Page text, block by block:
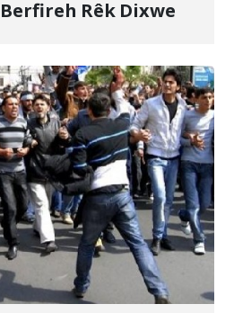
Rêk Dixwe